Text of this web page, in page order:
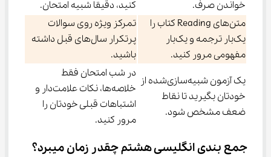
خواندن صرف.
کنید، دقیقا شبیه امتحان.
متن‌های Reading کتاب را
یک‌بار ترجمه و یک‌بار
مفهومی مرور کنید.
تمرکز ویژه روی سوالات
پرتکرار سال‌های قبل داشته
باشید.
یک آزمون شبیه‌سازی‌شده از
خودتان بگیرید تا نقاط
ضعف مشخص شود.
در شب امتحان فقط
خلاصه‌ها، نکات علامت‌دار و
اشتباهات قبلی خودتان را
مرور کنید.
جمع بندی انگلیسی هشتم چقدر زمان میبرد؟